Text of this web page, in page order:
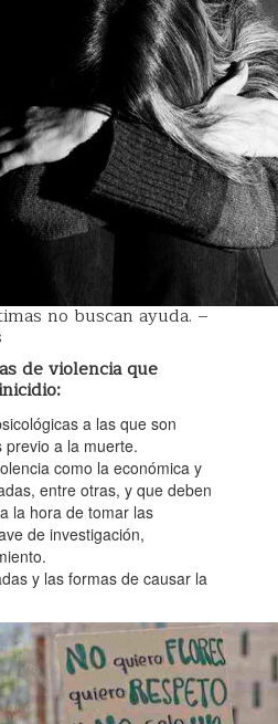
no buscan ayuda. –
de violencia que
a las que son
a la muerte.
como la económica y
entre otras, y que deben
la hora de tomar las
de investigación,
y las formas de causar la